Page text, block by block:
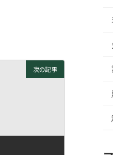
次の記事